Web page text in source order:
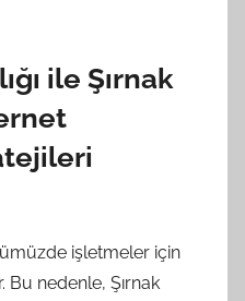
ile Şırnak
işletmeler için
Bu nedenle, Şırnak